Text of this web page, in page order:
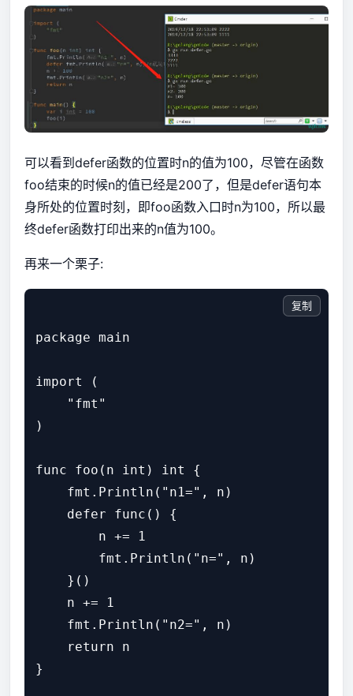
可以看到defer函数的位置时n的值为100，尽管在函数
foo结束的时候n的值已经是200了，但是defer语句本
身所处的位置时刻，即foo函数入口时n为100，所以最
终defer函数打印出来的n值为100。
再来一个栗子:
package main
import (
    "fmt"
)
func foo(n int) int {
    fmt.Println("n1=", n)
    defer func() {
        n += 1
        fmt.Println("n=", n)
    }()
    n += 1
    fmt.Println("n2=", n)
    return n
}
复制